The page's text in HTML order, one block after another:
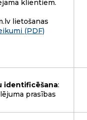
klientiem.
lietošanas
(PDF)
identificēšana:
prasības